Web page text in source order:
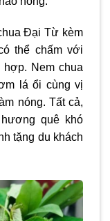
Đại Từ kèm
thể chấm với
Nem chua
lá ổi cùng vị
nóng. Tất cả,
quê khó
tặng du khách